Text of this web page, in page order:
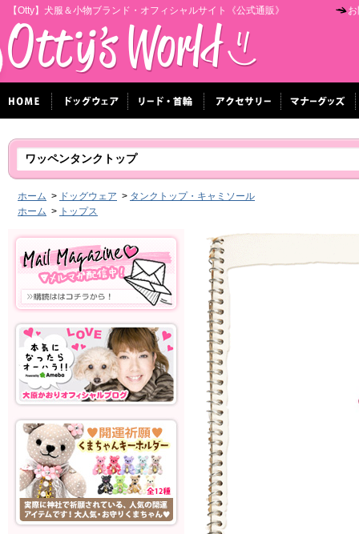
【Otty】犬服＆小物ブランド・オフィシャルサイト《公式通販》
ワッペンタンクトップ
ホーム > ドッグウェア > タンクトップ・キャミソール
ホーム > トップス